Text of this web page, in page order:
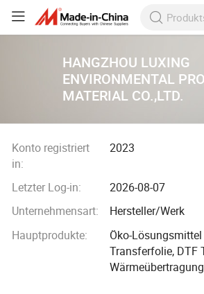
HANGZHOU LUXING
ENVIRONMENTAL
MATERIAL CO.,LTD.
Konto registriert
in:
2023
Letzter Log-in:
2026-08-07
Unternehmensart:
Hersteller/Werk
Hauptprodukte:
Öko-
Transferfolie, DTF